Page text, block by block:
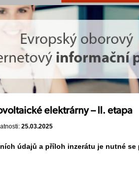
elektrárny – II. etapa
25.03.2025
údajů a příloh inzerátu je nutné se